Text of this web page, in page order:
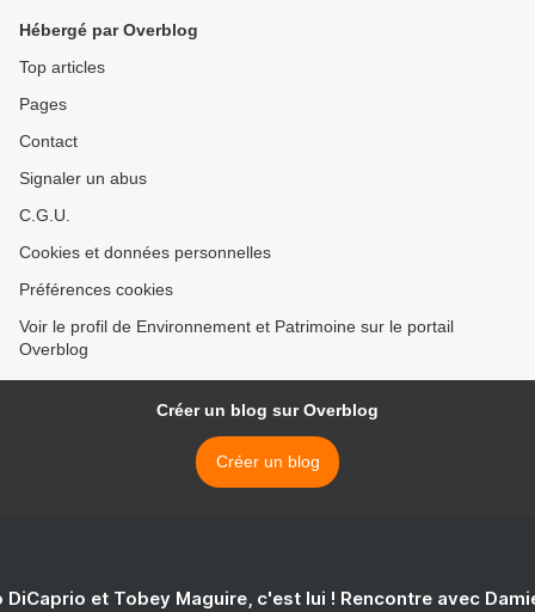
Hébergé par Overblog
Top articles
Pages
Contact
Signaler un abus
C.G.U.
Cookies et données personnelles
Préférences cookies
Voir le profil de Environnement et Patrimoine sur le portail
Overblog
Créer un blog sur Overblog
Créer un blog
DiCaprio et Tobey Maguire, c'est lui ! Rencontre avec